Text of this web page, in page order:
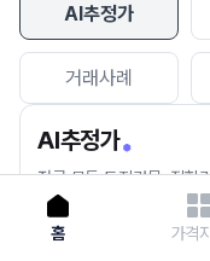
AI추정가
거래사례
AI추정가
전국 모든 토지건물, 집합
세요.
홈 가격